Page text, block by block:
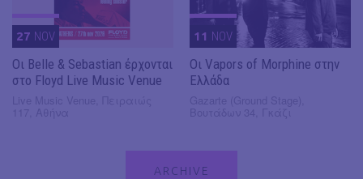
27 NOV
Οι Belle & Sebastian έρχονται
στο Floyd Live Music Venue
11 NOV
Οι Vapors of Morphine στην
Ελλάδα
ARCHIVE